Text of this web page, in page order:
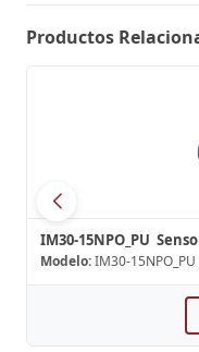
Productos
IM30-15NPO_PU
Modelo:IM30-15NPO_PU